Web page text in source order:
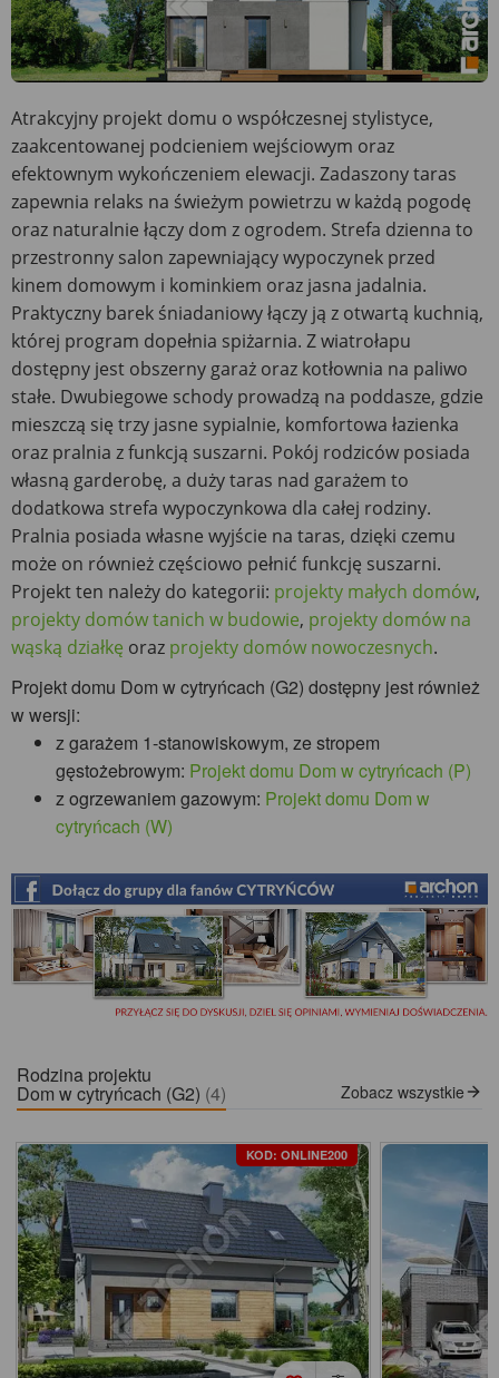
Atrakcyjny projekt domu o współczesnej stylistyce,
zaakcentowanej podcieniem wejściowym oraz
efektownym wykończeniem elewacji. Zadaszony taras
zapewnia relaks na świeżym powietrzu w każdą pogodę
oraz naturalnie łączy dom z ogrodem. Strefa dzienna to
przestronny salon zapewniający wypoczynek przed
kinem domowym i kominkiem oraz jasna jadalnia.
Praktyczny barek śniadaniowy łączy ją z otwartą kuchnią,
której program dopełnia spiżarnia. Z wiatrołapu
dostępny jest obszerny garaż oraz kotłownia na paliwo
stałe. Dwubiegowe schody prowadzą na poddasze, gdzie
mieszczą się trzy jasne sypialnie, komfortowa łazienka
oraz pralnia z funkcją suszarni. Pokój rodziców posiada
własną garderobę, a duży taras nad garażem to
dodatkowa strefa wypoczynkowa dla całej rodziny.
Pralnia posiada własne wyjście na taras, dzięki czemu
może on również częściowo pełnić funkcję suszarni.
Projekt ten należy do kategorii: projekty małych domów,
projekty domów tanich w budowie, projekty domów na
wąską działkę oraz projekty domów nowoczesnych.
Projekt domu Dom w cytryńcach (G2) dostępny jest również
w wersji:
z garażem 1-stanowiskowym, ze stropem
gęstożebrowym: Projekt domu Dom w cytryńcach (P)
z ogrzewaniem gazowym: Projekt domu Dom w
cytryńcach (W)
Rodzina projektu
Dom w cytryńcach (G2) (4) Zobacz wszystkie
KOD: ONLINE200